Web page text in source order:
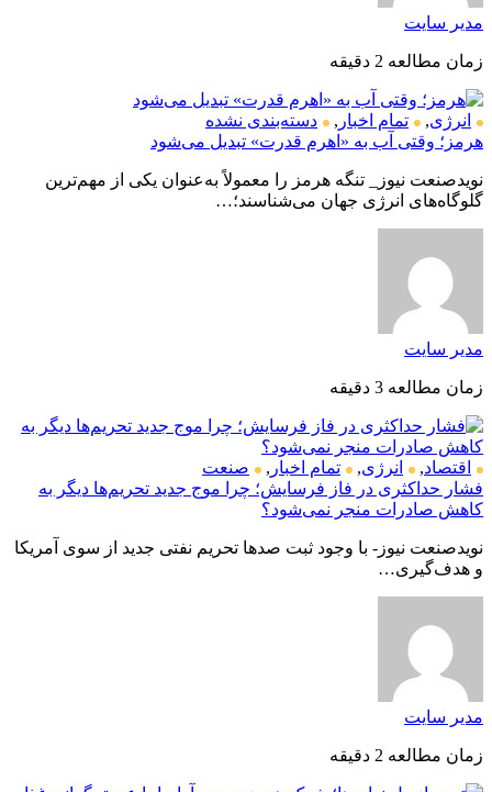
مدیر سایت
زمان مطالعه 2 دقیقه
انرژی, تمام اخبار ,
دسته‌بندی نشده
هرمز؛ وقتی آب به «اهرم قدرت» تبدیل می‌شود
نویدصنعت نیوز_ تنگه هرمز را معمولاً به‌عنوان یکی از مهم‌ترین
گلوگاه‌های انرژی جهان می‌شناسند؛…
مدیر سایت
زمان مطالعه 3 دقیقه
اقتصاد, انرژی, تمام اخبار ,
صنعت
فشار حداکثری در فاز فرسایش؛ چرا موج جدید تحریم‌ها دیگر به
کاهش صادرات منجر نمی‌شود؟
نویدصنعت نیوز- با وجود ثبت صدها تحریم نفتی جدید از سوی آمریکا
و هدف‌گیری…
مدیر سایت
زمان مطالعه 2 دقیقه